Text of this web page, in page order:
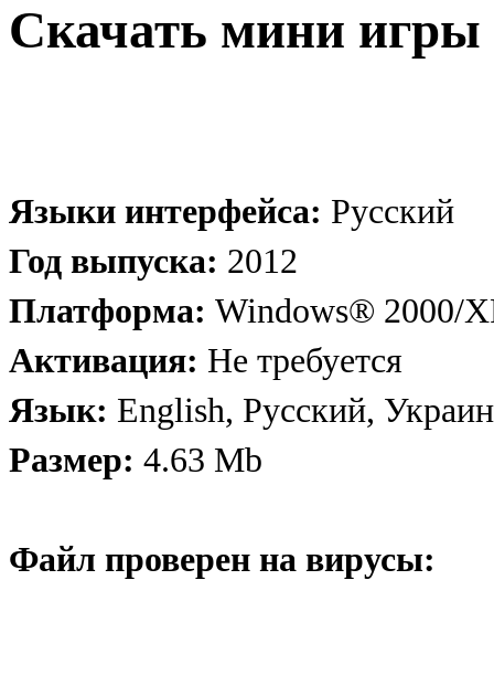
Скачать мини игры
Языки интерфейса: Русский
Год выпуска: 2012
Платформа: Windows® 2000/
Активация: Не требуется
Язык: English, Русский,
Размер: 4.63 Mb
Файл проверен на вирусы: